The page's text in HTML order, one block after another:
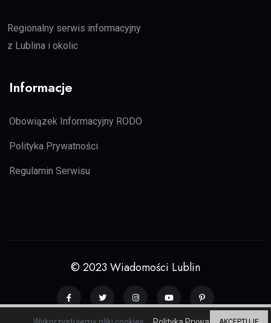
Regionalny serwis informacyjny
z Lublina i okolic
Informacje
Obowiązek Informacyjny RODO
Polityka Prywatności
Regulamin Serwisu
© 2023 Wiadomości Lublin